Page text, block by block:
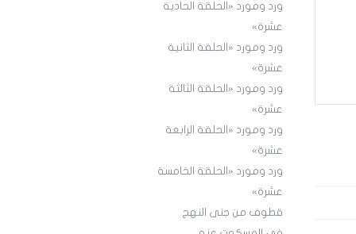
ورد ومورد «الحلقة الحادية
عشرة»
ورد ومورد «الحلقة الثانية
عشرة»
ورد ومورد «الحلقة الثالثة
عشرة»
ورد ومورد «الحلقة الرابعة
عشرة»
ورد ومورد «الحلقة الخامسة
عشرة»
قطوف من جنى النهج